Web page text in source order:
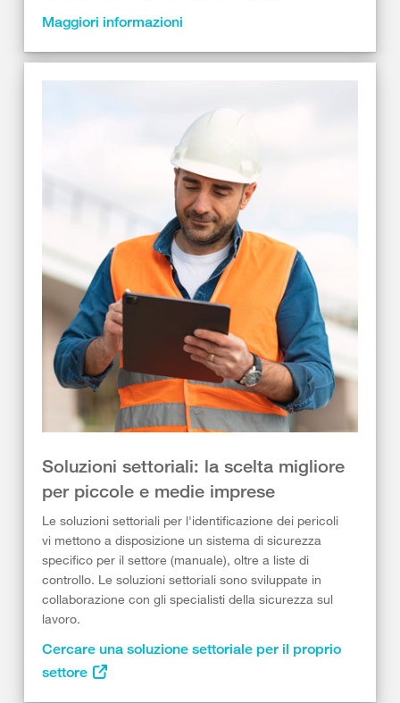
Maggiori informazioni
Soluzioni settoriali: la scelta migliore
per piccole e medie imprese
Le soluzioni settoriali per l'identificazione dei pericoli
vi mettono a disposizione un sistema di sicurezza
specifico per il settore (manuale), oltre a liste di
controllo. Le soluzioni settoriali sono sviluppate in
collaborazione con gli specialisti della sicurezza sul
lavoro.
Cercare una soluzione settoriale per il proprio
settore